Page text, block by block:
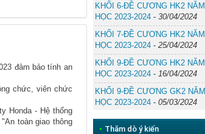
đảm bảo tính an
chức, viên chức
Honda - Hệ thống
toàn giao thông
KHỐI 6-ĐỀ CƯƠNG HK2 NĂM
HỌC 2023-2024- 30/04/2024
KHỐI 7-ĐỀ CƯƠNG HK2 NĂM
HỌC 2023-2024- 25/04/2024
KHỐI 9-ĐỀ CƯƠNG HK2 NĂM
HỌC 2023-2024- 16/04/2024
KHỐI 9-ĐỀ CƯƠNG GK2 NĂM
HỌC 2023-2024- 05/03/2024
• Thăm dò ý kiến